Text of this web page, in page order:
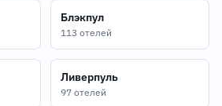
Блэкпул
113 отелей
Ливерпуль
97 отелей